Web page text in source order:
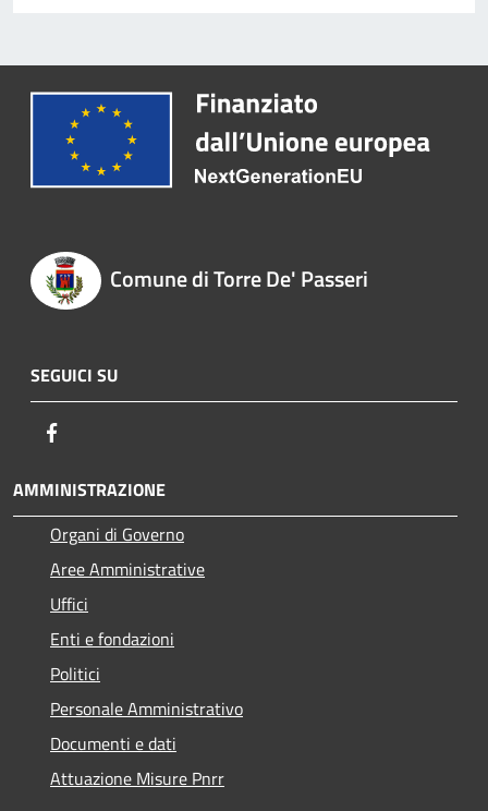
Comune di Torre De' Passeri
SEGUICI SU
AMMINISTRAZIONE
Organi di Governo
Aree Amministrative
Uffici
Enti e fondazioni
Politici
Personale Amministrativo
Documenti e dati
Attuazione Misure Pnrr